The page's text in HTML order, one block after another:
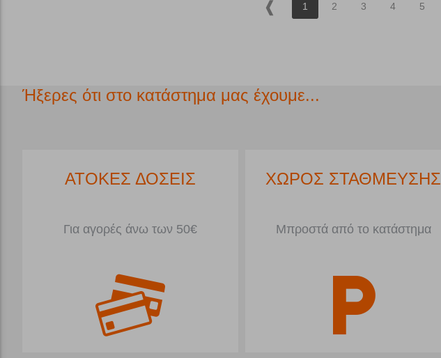
1 2 3 4 5
Ήξερες ότι στο κατάστημα μας έχουμε...
ΑΤΟΚΕΣ ΔΟΣΕΙΣ
Για αγορές άνω των 50€
ΧΩΡΟΣ ΣΤΑΘΜΕΥΣΗΣ
Μπροστά από το κατάστημα